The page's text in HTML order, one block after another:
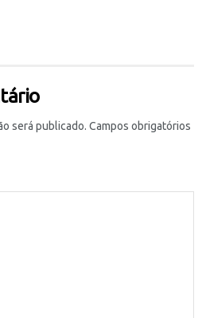
será publicado. Campos obrigatórios